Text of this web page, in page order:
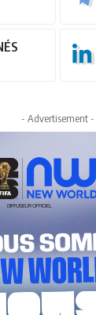
- Advertisement -